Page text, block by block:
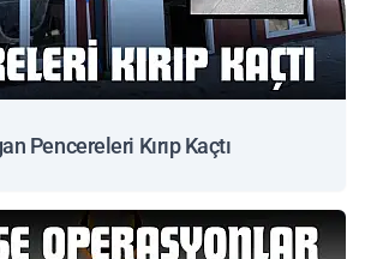
Pencereleri Kırıp Kaçtı